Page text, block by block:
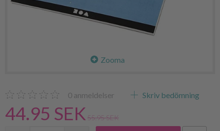
Zooma
0 anmeldelser Skriv bedömning
44.95 SEK 55.95 SEK